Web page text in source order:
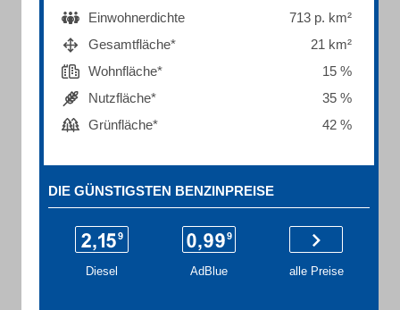
Einwohnerdichte
713 p. km²
Gesamtfläche*
21 km²
Wohnfläche*
15 %
Nutzfläche*
35 %
Grünfläche*
42 %
DIE GÜNSTIGSTEN BENZINPREISE
Diesel AdBlue alle Preise